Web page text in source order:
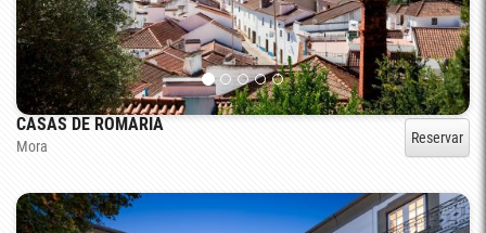
CASAS DE ROMARIA
Mora Reservar